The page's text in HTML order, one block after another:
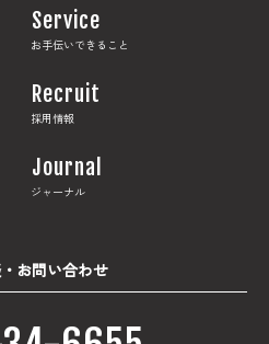
Service
お手伝いできること
Recruit
採用情報
Journal
ジャーナル
お問い合わせ